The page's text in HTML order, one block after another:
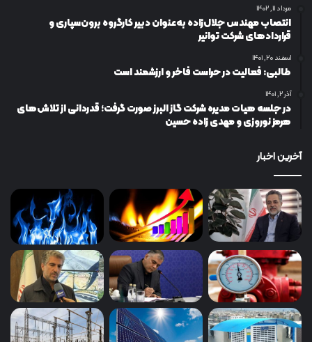
مرداد ۱۱, ۱۴۰۲
انتصاب مهندس جلال‌زاده به‌عنوان دبیر كارگروه برون‌سپاری و
قراردادهای شركت توانیر
اسفند ۲۰, ۱۴۰۱
طالبی: فعالیت در حراست فاخر و ارزشمند است
آذر ۲, ۱۴۰۱
در جلسه هیات مدیره شرکت گاز البرز صورت گرفت؛ قدردانی از تلاش‌های
هرمز نوروزی و مهدی زاده حسین
آخرین اخبار